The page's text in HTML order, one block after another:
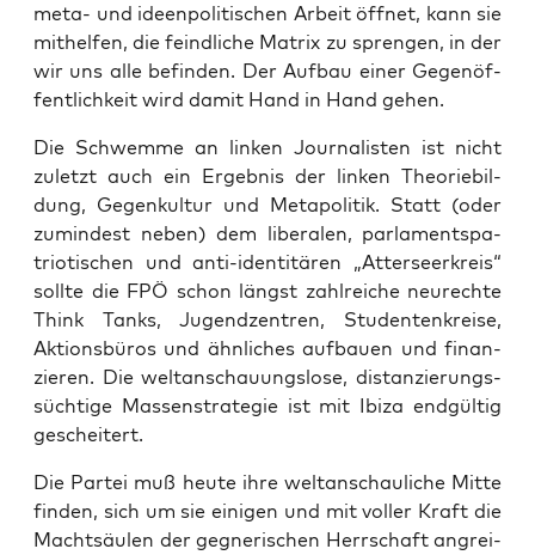
meta- und ideen­po­li­ti­schen Arbeit öff­net, kann sie
mit­hel­fen, die feind­li­che Matrix zu spren­gen, in der
wir uns alle befin­den. Der Auf­bau einer Gegen­öf­
fent­lich­keit wird damit Hand in Hand gehen.
Die Schwem­me an lin­ken Jour­na­lis­ten ist nicht
zuletzt auch ein Ergeb­nis der lin­ken Theo­rie­bil­
dung, Gegen­kul­tur und Meta­po­li­tik. Statt (oder
zumin­dest neben) dem libe­ra­len, par­la­ments­pa­
trio­ti­schen und anti-iden­ti­tä­ren „Atter­se­er­kreis“
soll­te die FPÖ schon längst zahl­rei­che neu­rech­te
Think Tanks, Jugend­zen­tren, Stu­den­ten­krei­se,
Akti­ons­bü­ros und ähn­li­ches auf­bau­en und finan­
zie­ren. Die welt­an­schau­ungs­lo­se, distan­zie­rungs­
süch­ti­ge Mas­sen­stra­te­gie ist mit Ibi­za end­gül­tig
gescheitert.
Die Par­tei muß heu­te ihre welt­an­schau­li­che Mit­te
fin­den, sich um sie eini­gen und mit vol­ler Kraft die
Macht­säu­len der geg­ne­ri­schen Herr­schaft angrei­